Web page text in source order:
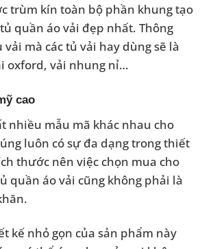
trùm kín toàn bộ phần khung tạo
quần áo vải đẹp nhất. Thông
mà các tủ vải hay dùng sẽ là
oxford, vải nhung nỉ…
cao
nhiều mẫu mã khác nhau cho
luôn có sự đa dạng trong thiết
thước nên việc chọn mua cho
quần áo vải cũng không phải là
kế nhỏ gọn của sản phẩm này